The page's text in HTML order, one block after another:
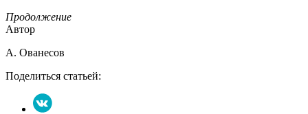
Продолжение
Автор
А. Ованесов
Поделиться статьей: